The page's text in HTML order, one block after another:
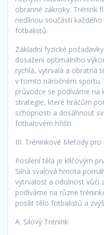
obranné zákroky. Trénink
nedílnou součástí
fotbalistů.
Základní fyzické
dosažení optimálního
rychlá, vytrvalá a obratná
v tomto náročném sportu.
průvodce se podíváme
strategie, které hráčům
schopnosti a dosáhnout
fotbalovém hřišti.
III. Tréninkové Metody pro
Posílení těla je klíčovým
Silná svalová hmota
vytrvalost a odolnost vůči
podíváme na různé
posílit tělo fotbalistů a
A. Silový Trénink